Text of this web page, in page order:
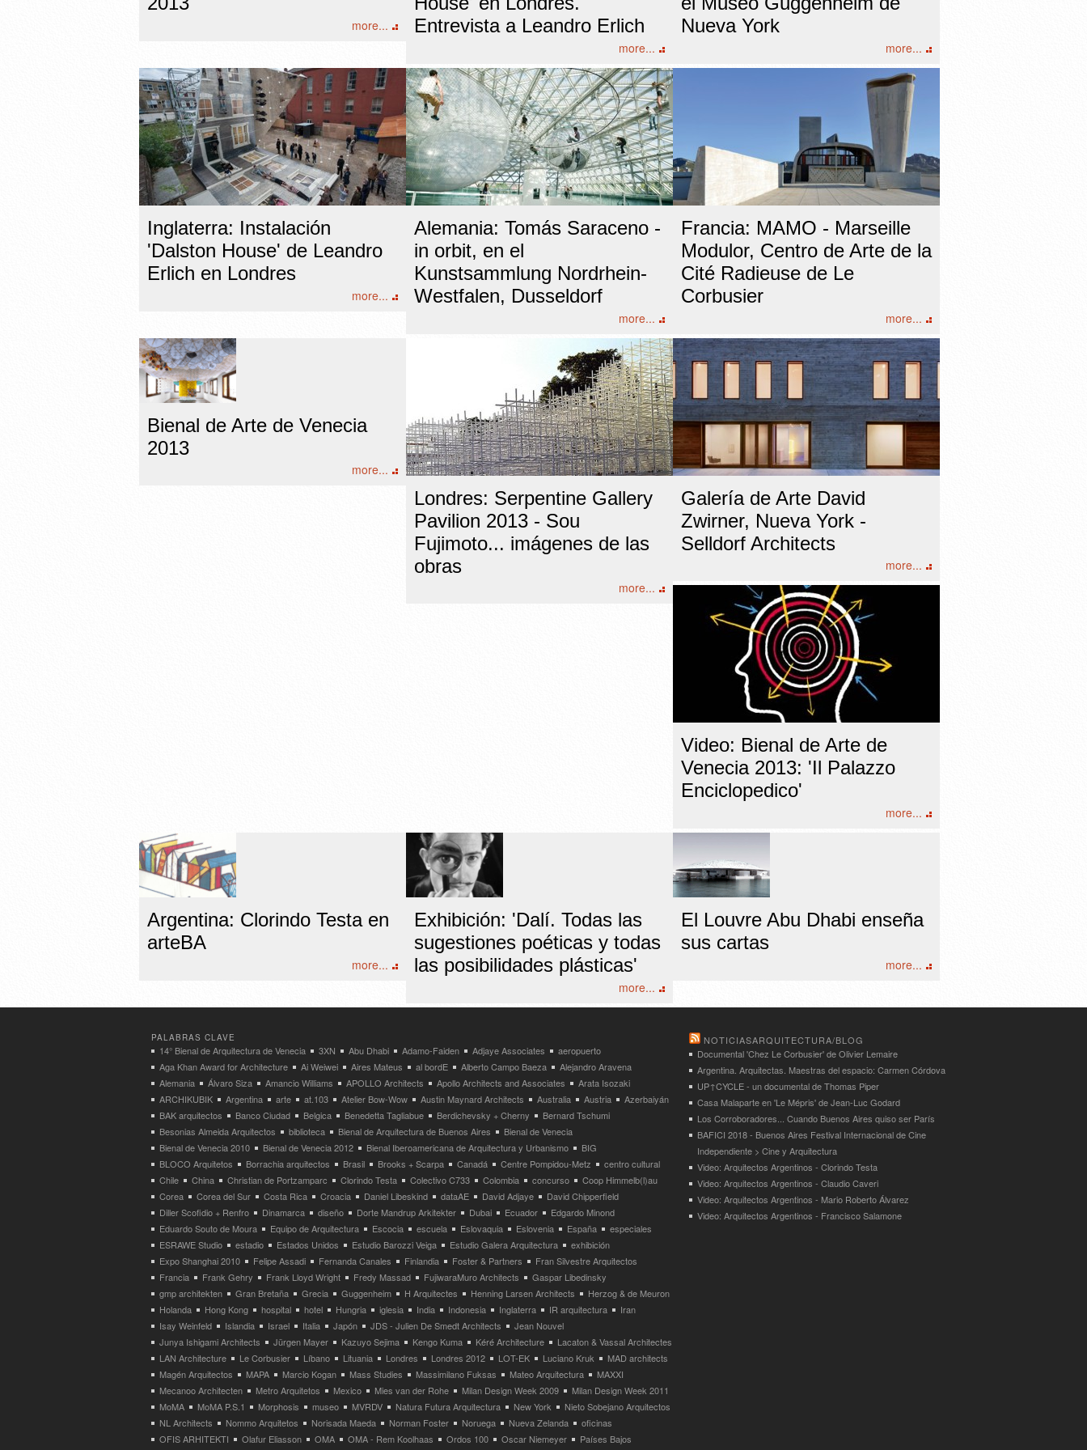
more...
Entrevista a Leandro Erlich
more...
Nueva York
more...
Inglaterra: Instalación
'Dalston House' de Leandro
Erlich en Londres
more...
Alemania: Tomás Saraceno -
in orbit, en el
Kunstsammlung Nordrhein-
Westfalen, Dusseldorf
more...
Francia: MAMO - Marseille
Modulor, Centro de Arte de la
Cité Radieuse de Le
Corbusier
more...
Bienal de Arte de Venecia
2013
more...
Londres: Serpentine Gallery
Pavilion 2013 - Sou
Fujimoto... imágenes de las
obras
more...
Galería de Arte David
Zwirner, Nueva York -
Selldorf Architects
more...
Video: Bienal de Arte de
Venecia 2013: 'Il Palazzo
Enciclopedico'
more...
Argentina: Clorindo Testa en
arteBA
more...
Exhibición: 'Dalí. Todas las
sugestiones poéticas y todas
las posibilidades plásticas'
more...
El Louvre Abu Dhabi enseña
sus cartas
more...
PALABRAS CLAVE
14° Bienal de Arquitectura de Venecia 3XN Abu Dhabi Adamo-Faiden Adjaye Associates
aeropuerto
Aga Khan Award for Architecture
Ai Weiwei Aires Mateus al bordE Alberto Campo Baeza
Alejandro Aravena
Alemania
Álvaro Siza Amancio Williams APOLLO Architects Apollo Architects and Associates
Arata Isozaki
ARCHIKUBIK
Argentina arte at.103 Atelier Bow-Wow Austin Maynard Architects Australia Austria
Azerbaiyán
BAK arquitectos
Banco Ciudad Belgica Benedetta Tagliabue Berdichevsky + Cherny
Bernard Tschumi
Besonias Almeida Arquitectos
biblioteca Bienal de Arquitectura de Buenos Aires
Bienal de Venecia
Bienal de Venecia 2010
Bienal de Venecia 2012 Bienal Iberoamericana de Arquitectura y Urbanismo
BIG
BLOCO Arquitetos
Borrachia arquitectos Brasil Brooks + Scarpa Canadá Centre Pompidou-Metz
centro cultural
Chile
China Christian de Portzamparc Clorindo Testa Colectivo C733 Colombia concurso
Coop Himmelb(l)au
Corea
Corea del Sur Costa Rica Croacia Daniel Libeskind dataAE David Adjaye
David Chipperfield
Diller Scofidio + Renfro
Dinamarca diseño Dorte Mandrup Arkitekter Dubai Ecuador
Edgardo Minond
Eduardo Souto de Moura
Equipo de Arquitectura Escocia escuela Eslovaquia Eslovenia España
especiales
ESRAWE Studio
estadio Estados Unidos Estudio Barozzi Veiga Estudio Galera Arquitectura
exhibición
Expo Shanghai 2010
Felipe Assadi Fernanda Canales Finlandia Foster & Partners
Fran Silvestre Arquitectos
Francia
Frank Gehry Frank Lloyd Wright Fredy Massad FujiwaraMuro Architects
Gaspar Libedinsky
gmp architekten
Gran Bretaña Grecia Guggenheim H Arquitectes Henning Larsen Architects
Herzog & de Meuron
Holanda
Hong Kong hospital hotel Hungria iglesia India Indonesia Inglaterra IR arquitectura
Iran
Isay Weinfeld
Islandia Israel Italia Japón JDS - Julien De Smedt Architects
Jean Nouvel
Junya Ishigami Architects
Jürgen Mayer Kazuyo Sejima Kengo Kuma Kéré Architecture
Lacaton & Vassal Architectes
LAN Architecture
Le Corbusier Líbano Lituania Londres Londres 2012 LOT-EK Luciano Kruk
MAD architects
Magén Arquitectos
MAPA Marcio Kogan Mass Studies Massimilano Fuksas Mateo Arquitectura
MAXXI
Mecanoo Architecten
Metro Arquitetos Mexico Mies van der Rohe Milan Design Week 2009
Milan Design Week 2011
MoMA
MoMA P.S.1 Morphosis museo MVRDV Natura Futura Arquitectura New York
Nieto Sobejano Arquitectos
NL Architects
Nommo Arquitetos Norisada Maeda Norman Foster Noruega Nueva Zelanda
oficinas
OFIS ARHITEKTI
Olafur Eliasson OMA OMA - Rem Koolhaas Ordos 100 Oscar Niemeyer
Países Bajos
NOTICIASARQUITECTURA/BLOG
Documental 'Chez Le Corbusier' de Olivier Lemaire
Argentina. Arquitectas. Maestras del espacio: Carmen Córdova
UP↑CYCLE - un documental de Thomas Piper
Casa Malaparte en 'Le Mépris' de Jean-Luc Godard
Los Corroboradores... Cuando Buenos Aires quiso ser París
BAFICI 2018 - Buenos Aires Festival Internacional de Cine
Independiente > Cine y Arquitectura
Video: Arquitectos Argentinos - Clorindo Testa
Video: Arquitectos Argentinos - Claudio Caveri
Video: Arquitectos Argentinos - Mario Roberto Álvarez
Video: Arquitectos Argentinos - Francisco Salamone